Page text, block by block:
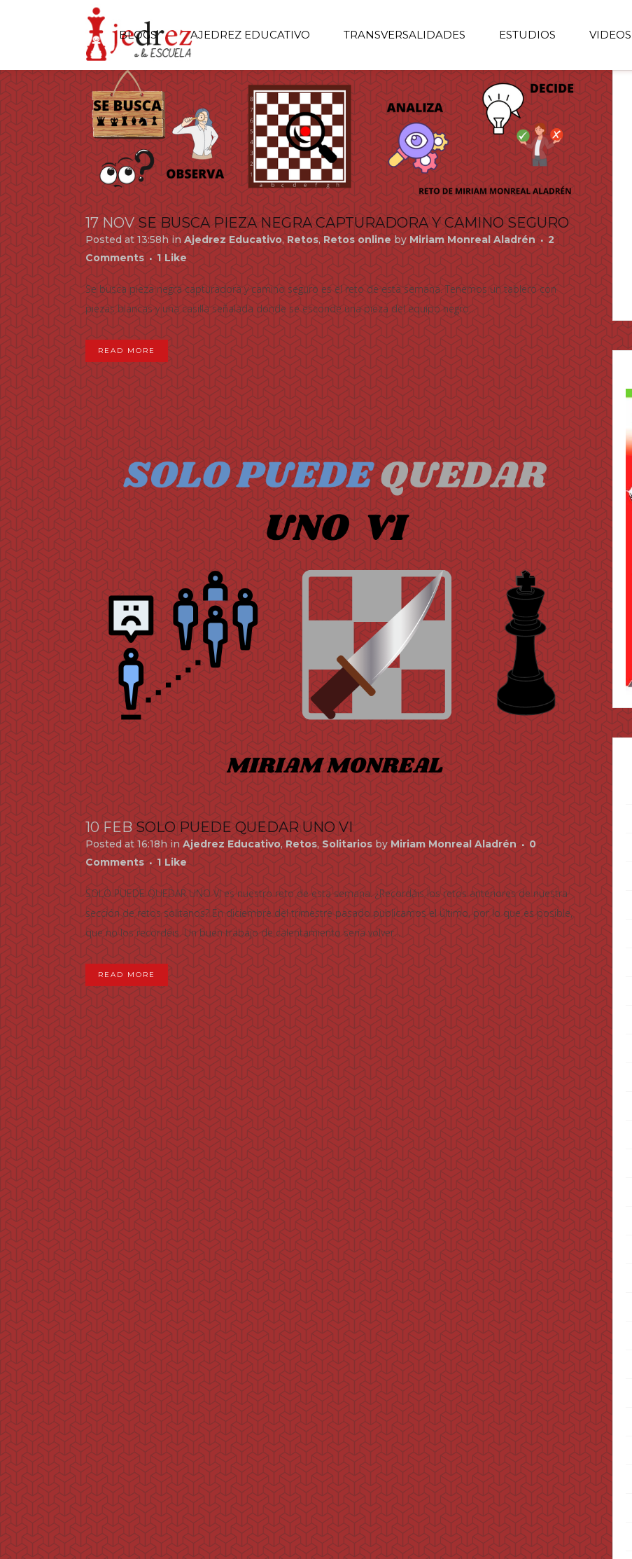
BLOGS AJEDREZ EDUCATIVO TRANSVERSALIDADES ESTUDIOS VIDEOS
17 NOV SE BUSCA PIEZA NEGRA CAPTURADORA Y CAMINO SEGURO
Posted at 13:58hinAjedrez Educativo,Retos,Retos online byMiriam Monreal Aladrén
2
Comments
1 Like
Se busca pieza negra capturadora y camino seguro es el reto de esta semana. Tenemos un tablero con
piezas blancas y una casilla señalada donde se esconde una pieza del equipo negro...
READ MORE
10 FEB SOLO PUEDE QUEDAR UNO VI
Posted at 16:18hinAjedrez Educativo,Retos,Solitarios byMiriam Monreal Aladrén
0
Comments
1 Like
SOLO PUEDE QUEDAR UNO VI es nuestro reto de esta semana. ¿Recordáis los retos anteriores de nuestra
sección de retos solitarios? En diciembre del trimestre pasado publicamos el último, por lo que es posible,
que no los recordéis. Un buen trabajo de calentamiento sería volver...
READ MORE